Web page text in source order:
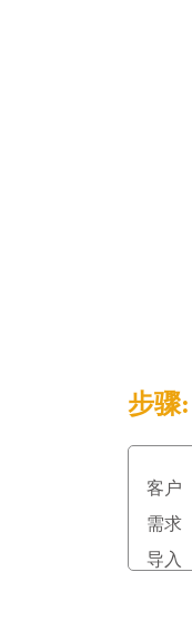
步骤:
客户
需求
导入